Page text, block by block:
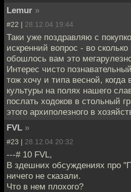
Lemur »
#22 | 28.12.04 19:44
Таки уже поздравляю с
искренний вопрос - во
обошлось вам это
Интерес чисто
тож хочу и типа весной, когда
культуры на полях нашего
послать ходоков в стольный
этого архиполезного в
FVL »
#23 | 28.12.04 20:32
---# 10 FVL,
В здешних обсуждениях про
ничего не сказали.
Что в нем плохого?